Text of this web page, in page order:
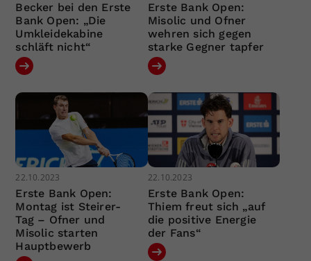
Becker bei den Erste
Bank Open: „Die
Umkleidekabine
schläft nicht“
Erste Bank Open:
Misolic und Ofner
wehren sich gegen
starke Gegner tapfer
22.10.2023
Erste Bank Open:
Montag ist Steirer-
Tag – Ofner und
Misolic starten
Hauptbewerb
22.10.2023
Erste Bank Open:
Thiem freut sich „auf
die positive Energie
der Fans“